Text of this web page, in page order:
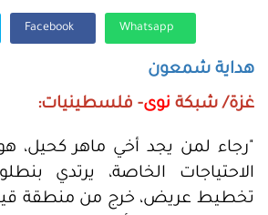
هداية شمعون
غزة/ شبكة نوى- فلسطينيات:
"رجاء لمن يجد أخي ماهر
الاحتياجات الخاصة، يرتدي
تخطيط عريض، خرج من منطقة